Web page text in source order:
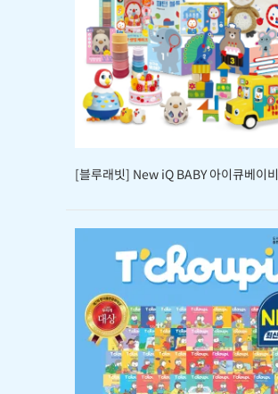
[블루래빗] New iQ BABY 아이큐베이비